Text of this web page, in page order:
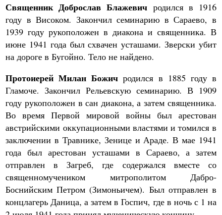
Священник Доброслав Блажевич родился в 1916
году в Високом. Закончил семинарию в Сараево, в
1939 году рукоположен в диакона и священника. В
июне 1941 года был схвачен усташами. Зверски убит
на дороге в Бугойно. Тело не найдено.
Протоиерей Милан Божич родился в 1885 году в
Гламоче. Закончил Рельевскую семинарию. В 1909
году рукоположен в сан диакона, а затем священника.
Во время Первой мировой войны был арестован
австрийскими оккупационными властями и томился в
заключении в Травнике, Зенице и Араде. В мае 1941
года был арестован усташами в Сараево, а затем
отправлен в Загреб, где содержался вместе со
священномучеником митрополитом Дабро-
Боснийским Петром (Зимоньичем). Был отправлен в
концлагерь Даница, а затем в Госпич, где в ночь с 1 на